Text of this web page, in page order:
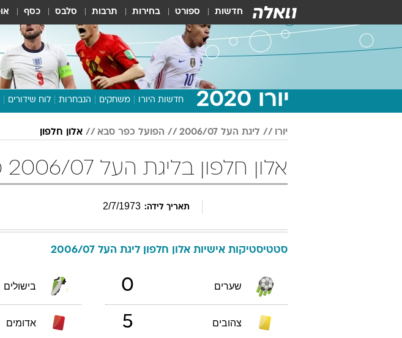
חדשות ספורט בחירות תרבות סלבס כסף
יורו 2020 חדשות היורו משחקים הנבחרות לוח שידורים
יורו ליגת העל 2006/07 הפועל כפר סבא אלון חלפון
אלון חלפון בליגת העל 2006/07 כדורגל
תאריך לידה: 2/7/1973
סטטיסטיקות אישיות אלון חלפון ליגת העל 2006/07
שערים 0 בישולים
צהובים 5 אדומים